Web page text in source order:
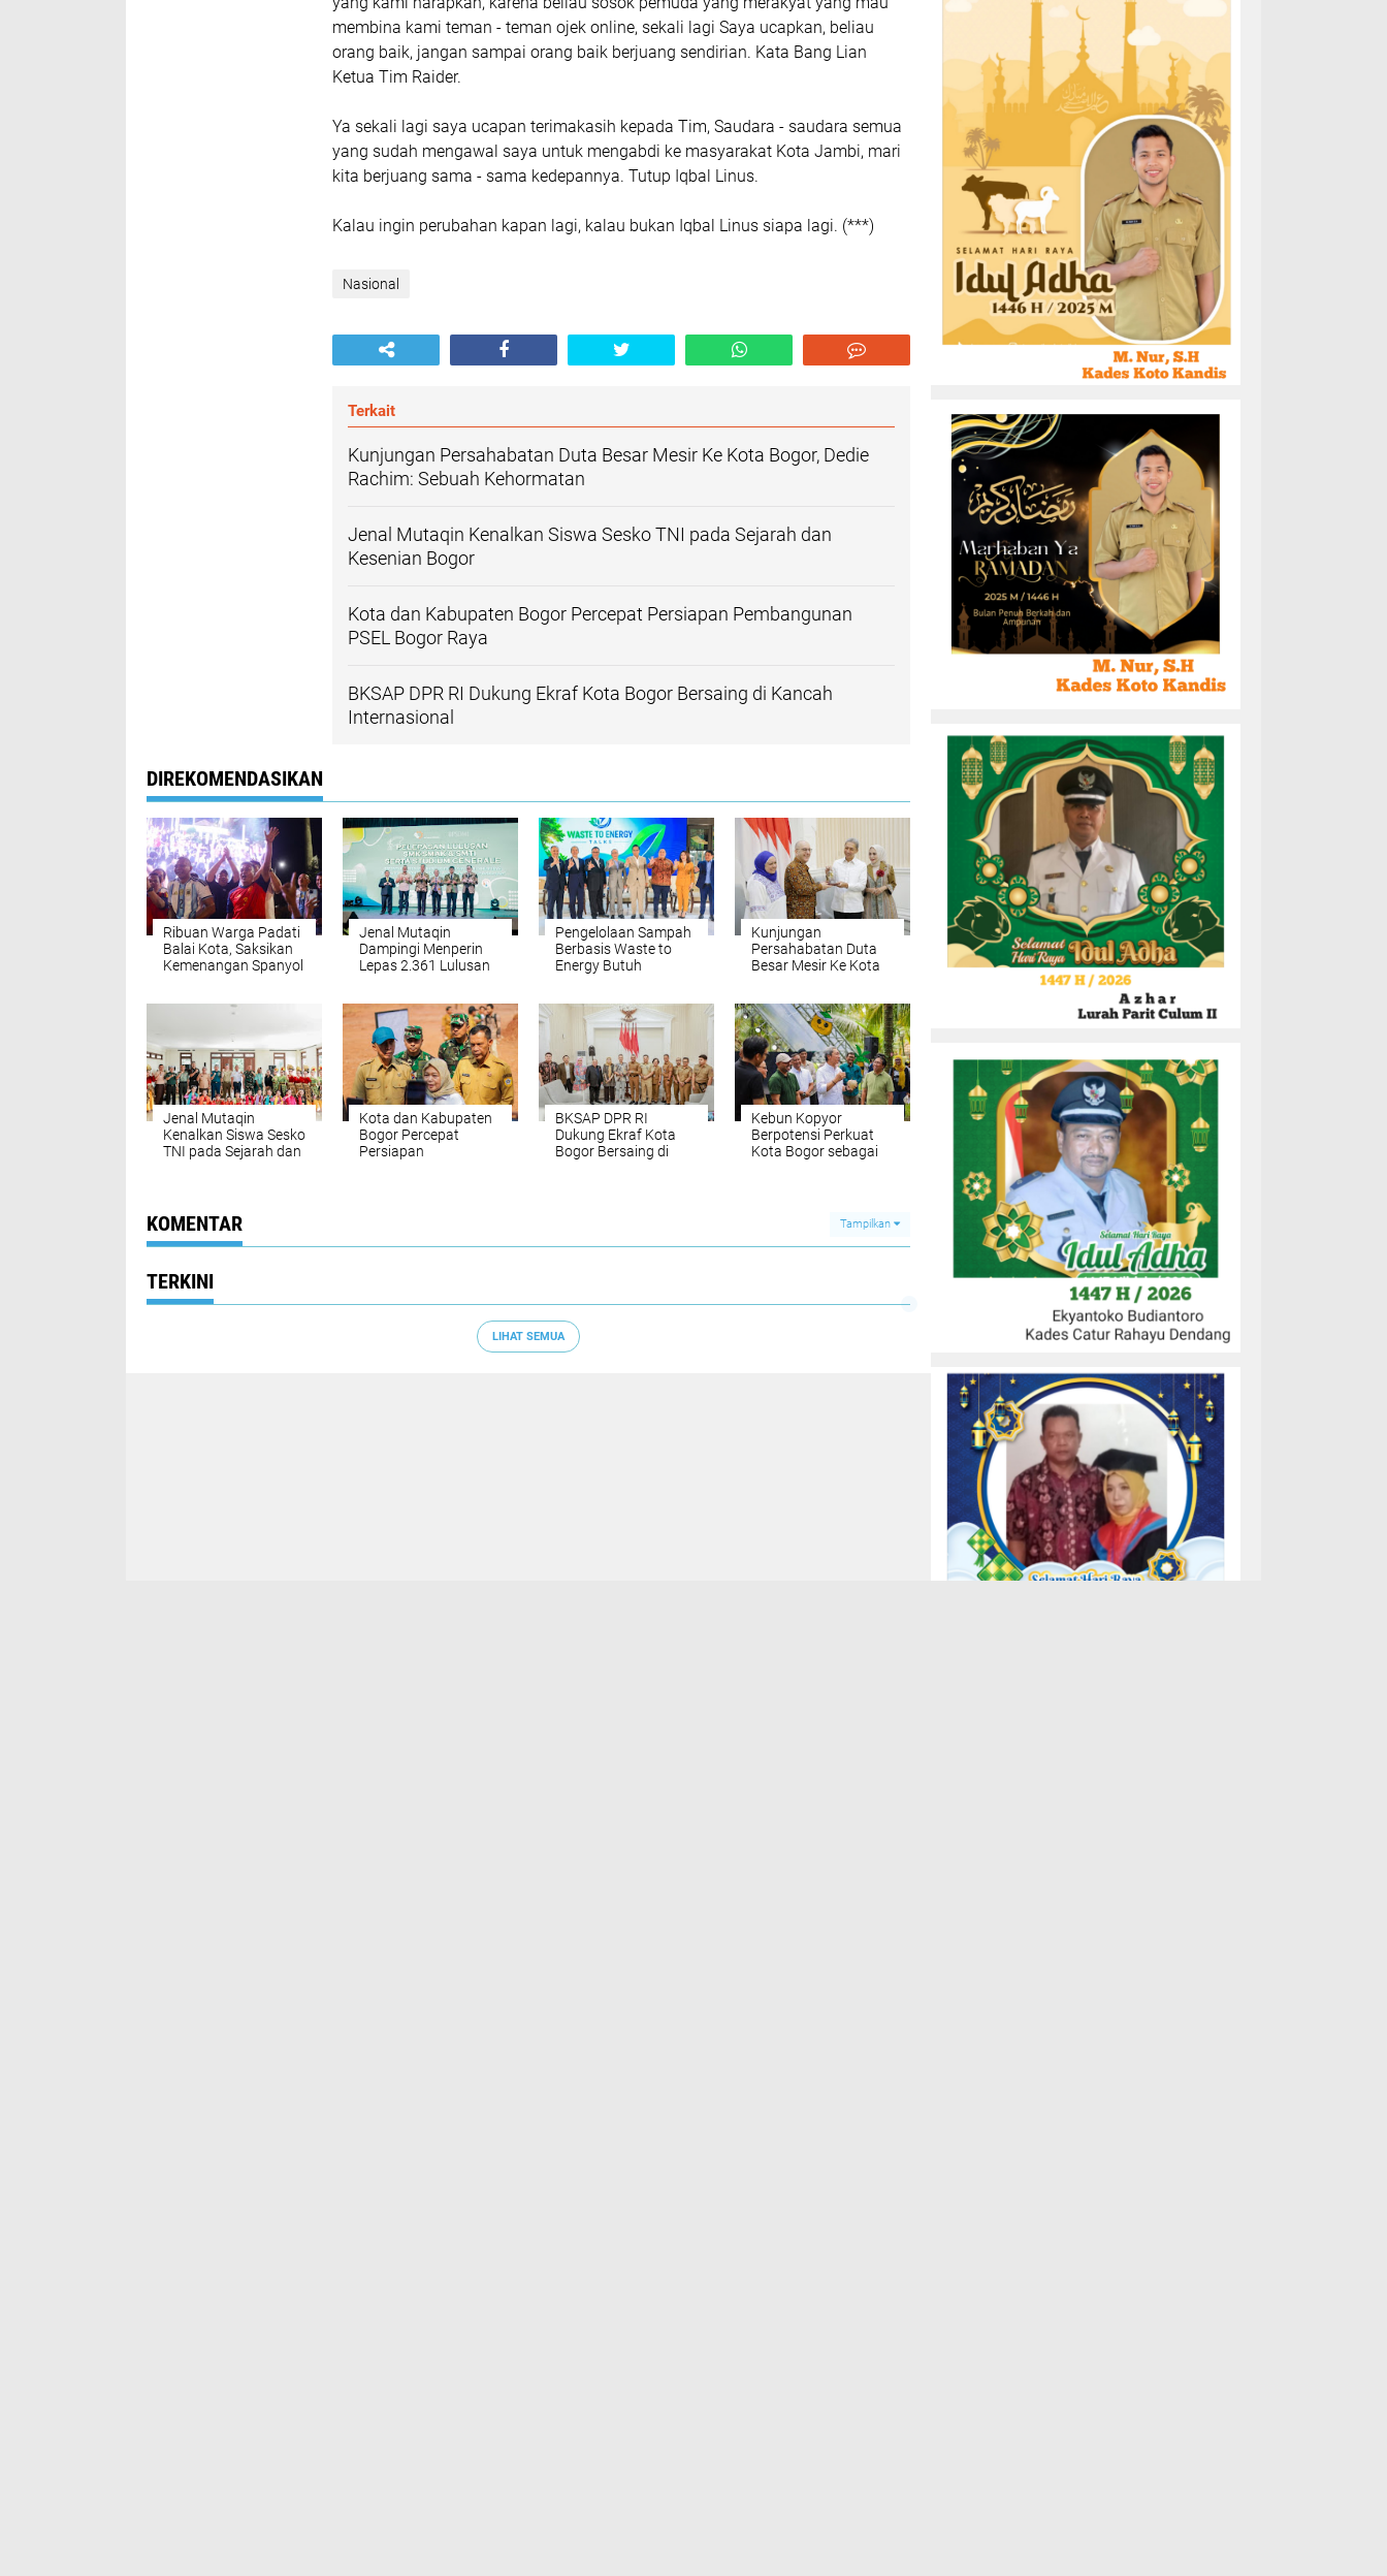
membina kami teman - teman ojek online, sekali lagi Saya ucapkan, beliau
orang baik, jangan sampai orang baik berjuang sendirian. Kata Bang Lian
Ketua Tim Raider.
Ya sekali lagi saya ucapan terimakasih kepada Tim, Saudara - saudara semua
yang sudah mengawal saya untuk mengabdi ke masyarakat Kota Jambi, mari
kita berjuang sama - sama kedepannya. Tutup Iqbal Linus.
Kalau ingin perubahan kapan lagi, kalau bukan Iqbal Linus siapa lagi. (***)
Nasional
Terkait
Kunjungan Persahabatan Duta Besar Mesir Ke Kota Bogor, Dedie
Rachim: Sebuah Kehormatan
Jenal Mutaqin Kenalkan Siswa Sesko TNI pada Sejarah dan
Kesenian Bogor
Kota dan Kabupaten Bogor Percepat Persiapan Pembangunan
PSEL Bogor Raya
BKSAP DPR RI Dukung Ekraf Kota Bogor Bersaing di Kancah
Internasional
DIREKOMENDASIKAN
Ribuan Warga Padati
Balai Kota, Saksikan
Kemenangan Spanyol
Jenal Mutaqin
Dampingi Menperin
Lepas 2.361 Lulusan
Pengelolaan Sampah
Berbasis Waste to
Energy Butuh
Kunjungan
Persahabatan Duta
Besar Mesir Ke Kota
Jenal Mutaqin
Kenalkan Siswa Sesko
TNI pada Sejarah dan
Kota dan Kabupaten
Bogor Percepat
Persiapan
BKSAP DPR RI
Dukung Ekraf Kota
Bogor Bersaing di
Kebun Kopyor
Berpotensi Perkuat
Kota Bogor sebagai
KOMENTAR Tampilkan
TERKINI
LIHAT SEMUA